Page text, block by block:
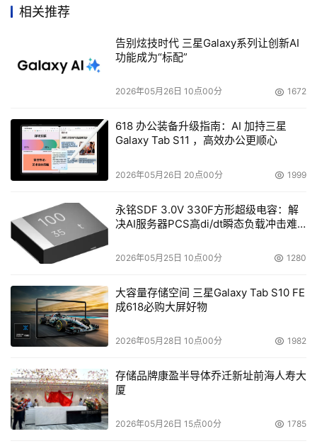
模块化、按需扩展的策略、提供集中的核心基础架构服务来
目前，为了提供企业级支持服务，戴尔已经在美国、日
本和中国厦门等地区成立了五个全球企业级指挥中心和15个
计哪些地方将受到影响，客户会碰到哪些状况，针对这些预
计结果，戴尔在全国调整部件的供应，随时准备为受灾地区
的客户提供更快速的服务。
对于未来发展战略，戴尔清楚地勾勒出一幅可扩展企业
路线图。2006-2007年，目标是实现更简易的部署和变更
管理，为企业提供离散的可扩展解决方案；2007年-2009
年，目标是实现解决方案间的资源共享以及动态的自动化操
作；在2009年以后，商业决策计算和虚拟数据中心将成为
重点。
最后，黄光伟先生简单介绍了戴尔公司最新推出的磁盘
存储产品，包括：PowerVault MD1000磁盘阵列柜以及最
新的Dell/EMC CX3系列。PowerVault MD1000是一种直
接附加存储系统，使用3.5英寸串行SCSI硬盘，和一般的
SCSI硬盘比，它能提供更高带宽，同时也比2.5英寸串行
相关推荐
告别炫技时代 三星Galaxy系列让创新AI
功能成为“标配”
2026年05月26日 10点00分 1672
618 办公装备升级指南：AI 加持三星
Galaxy Tab S11 ，高效办公更顺心
2026年05月26日 20点00分 1999
永铭SDF 3.0V 330F方形超级电容：解
决AI服务器PCS高di/dt瞬态负载冲击难
2026年05月25日 10点00分 1280
大容量存储空间 三星Galaxy Tab S10 FE
成618必购大屏好物
2026年05月28日 10点00分 1982
存储品牌康盈半导体乔迁新址前海人寿大
厦
2026年05月26日 15点00分 1785